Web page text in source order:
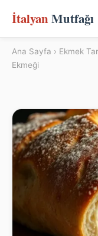
İtalyan Mutfağı
Ana Sayfa › Ekmek
Ekmeği